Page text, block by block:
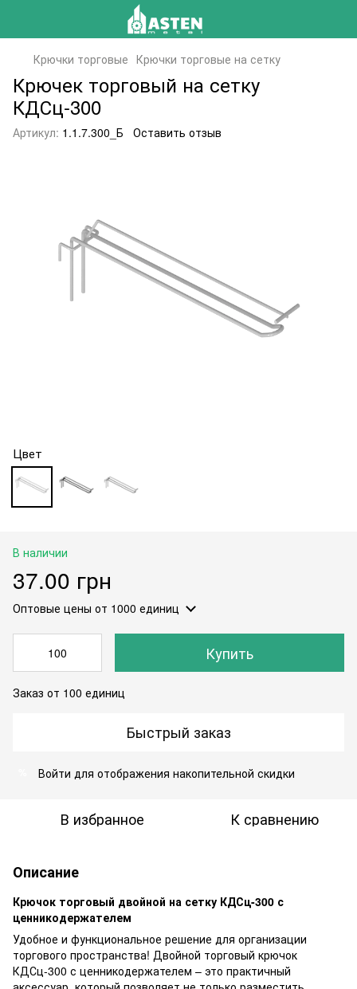
Крючки торговые Крючки торговые на сетку
Крючек торговый на сетку
КДСц-300
Артикул: 1.1.7.300_Б Оставить отзыв
Цвет
В наличии
37.00 грн
Оптовые цены от 1000 единиц
Купить
Заказ от 100 единиц
Быстрый заказ
Войти для отображения накопительной скидки
В избранное К сравнению
Описание
Крючок торговый двойной на сетку КДСц-300 с
ценникодержателем
Удобное и функциональное решение для организации
торгового пространства! Двойной торговый крючок
КДСц-300 с ценникодержателем – это практичный